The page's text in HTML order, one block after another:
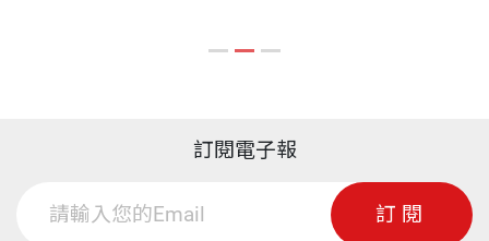
2 拚觀光不必靠新景點－觀光聚落改造與分眾精準行
標準答案，也都知道，每個人長大了就要離開嘉義，
嘉義人長期外流、青年無法返鄉，是歷史與環境造成
的現實，也深知嘉義必須轉型，必須轉變，才能改變
他是全台灣的五星縣長，也是讓嘉義縣發光發亮的推
——謝金河／財信傳媒集團董事長
訂閱電子報
訂閱